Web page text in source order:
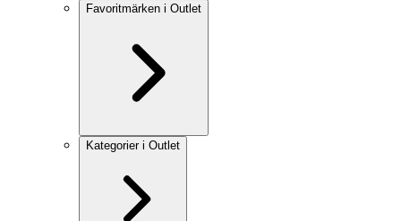
Favoritmärken i Outlet
Kategorier i Outlet